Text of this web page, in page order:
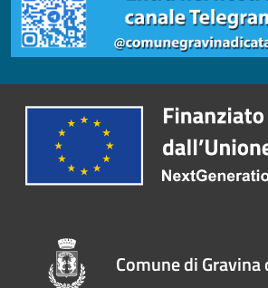
Comune di Gravina